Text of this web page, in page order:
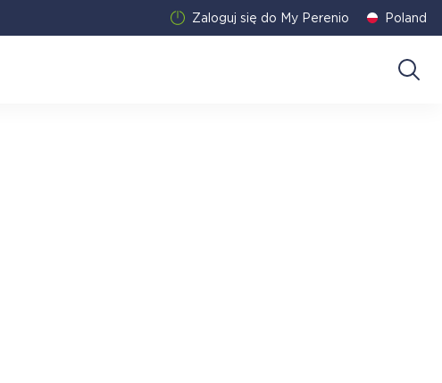
Zaloguj się do My Perenio Poland